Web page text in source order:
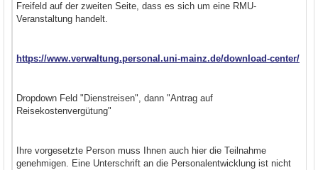
Freifeld auf der zweiten Seite, dass es sich um eine RMU-
Veranstaltung handelt.
https://www.verwaltung.personal.uni-mainz.de/download-center/
Dropdown Feld "Dienstreisen", dann "Antrag auf
Reisekostenvergütung"
Ihre vorgesetzte Person muss Ihnen auch hier die Teilnahme
genehmigen. Eine Unterschrift an die Personalentwicklung ist nicht